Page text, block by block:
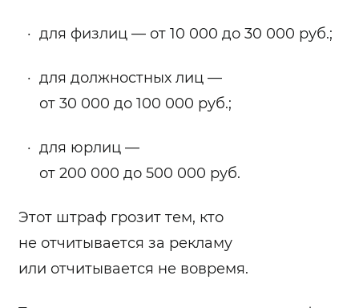
для физлиц — от 10 000 до 30 000 руб.;
для должностных лиц —
от 30 000 до 100 000 руб.;
для юрлиц —
от 200 000 до 500 000 руб.
Этот штраф грозит тем, кто
не отчитывается за рекламу
или отчитывается не вовремя.